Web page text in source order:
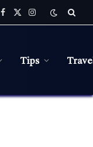
Facebook
X
(Twitter)
Instagram
Tips